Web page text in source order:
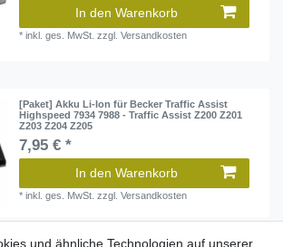
In den Warenkorb
*inkl. ges. MwSt. zzgl.Versandkosten
[Paket] Akku Li-Ion für Becker Traffic Assist
Highspeed 7934 7988 - Traffic Assist Z200 Z201
Z203 Z204 Z205
7,95 € *
In den Warenkorb
*inkl. ges. MwSt. zzgl.Versandkosten
und ähnliche Technologien auf unserer